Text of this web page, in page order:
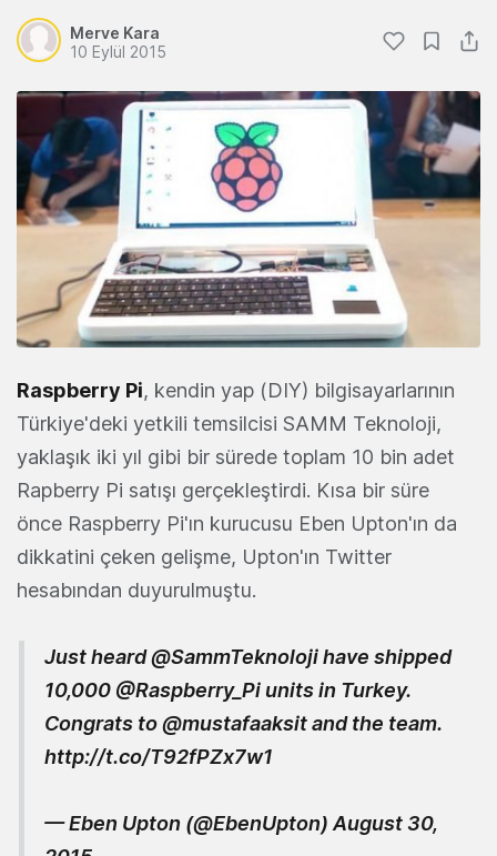
Merve Kara
10 Eylül 2015
Raspberry Pi, kendin yap (DIY) bilgisayarlarının
Türkiye'deki yetkili temsilcisi SAMM Teknoloji,
yaklaşık iki yıl gibi bir sürede toplam 10 bin adet
Rapberry Pi satışı gerçekleştirdi. Kısa bir süre
önce Raspberry Pi'ın kurucusu Eben Upton'ın da
dikkatini çeken gelişme, Upton'ın Twitter
hesabından duyurulmuştu.
Just heard@SammTeknolojihave shipped
10,000 @Raspberry_Pi units in Turkey.
Congrats to@mustafaaksitand the team.
http://t.co/T92fPZx7w1
— Eben Upton (@EbenUpton) August 30,